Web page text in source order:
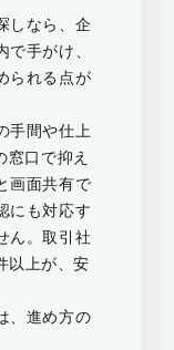
しなら、企
手がけ、
られる点が
手間や仕上
窓口で抑え
画面共有で
にも対応す
ん。取引社
以上が、安
、進め方の